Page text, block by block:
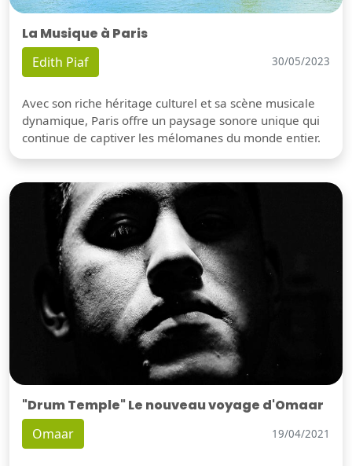
La Musique à Paris
Edith Piaf 30/05/2023
Avec son riche héritage culturel et sa scène musicale
dynamique, Paris offre un paysage sonore unique qui
continue de captiver les mélomanes du monde entier.
"Drum Temple" Le nouveau voyage d'Omaar
Omaar 19/04/2021